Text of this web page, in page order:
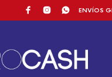
ENVÍOS